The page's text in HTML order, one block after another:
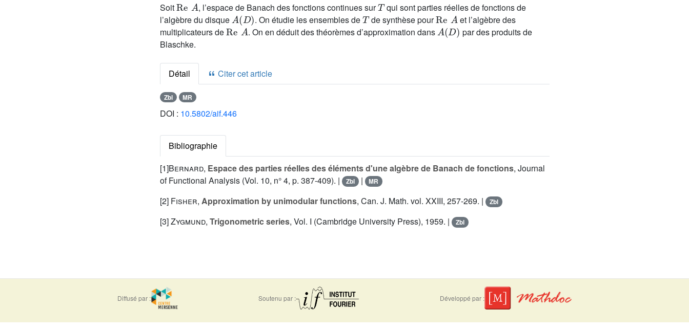
Soit
, l’espace de Banach des fonctions continues sur
qui sont parties réelles de fonctions de
l’algèbre du disque
A(D)
. On étudie les ensembles de
T
de synthèse pour
ReA
et l’algèbre des
multiplicateurs de
ReA
. On en déduit des théorèmes d’approximation dans
A(D)
par des produits de
Blaschke.
Détail Citer cet article
Zbl MR
DOI : 10.5802/aif.446
Bibliographie
[1]Bernard, Espace des parties réelles des éléments d'une algèbre de Banach de fonctions, Journal
of Functional Analysis (Vol. 10, n° 4, p. 387-409). |
Zbl | MR
[2] Fisher, Approximation by unimodular functions, Can. J. Math. vol. XXIII, 257-269. | Zbl
[3]Zygmund, Trigonometric series, Vol. I (Cambridge University Press), 1959. | Zbl
Diffusé par : Soutenu par : Développé par :